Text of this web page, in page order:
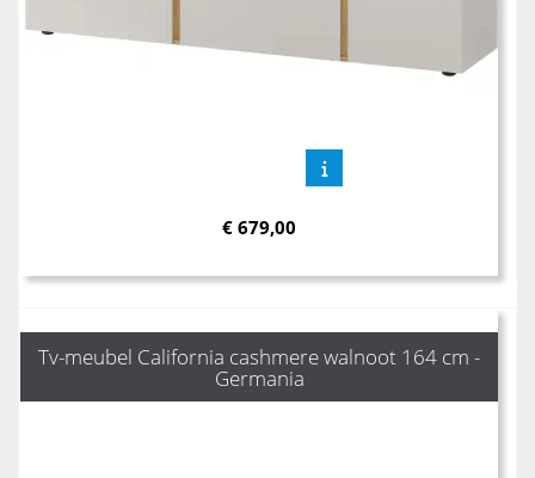
€ 679,00
Tv-meubel California cashmere walnoot 164 cm -
Germania